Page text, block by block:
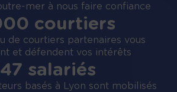
mer à nous faire confiance
courtiers
de courtiers partenaires vous
et défendent vos intérêts
salariés
basés à Lyon sont mobilisés